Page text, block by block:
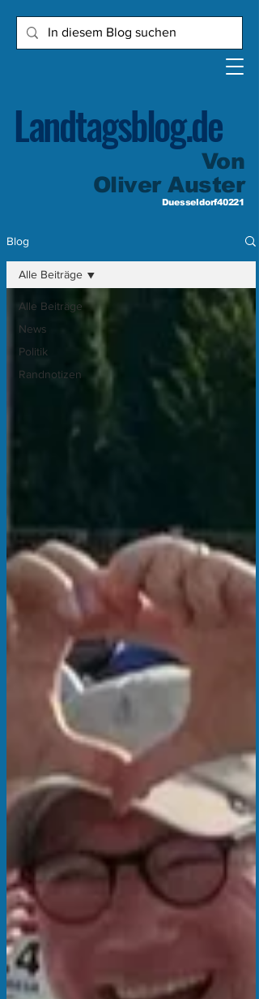
Landtagsblog.de
Von
Oliver Auster
Duesseldorf40221
Blog
Alle Beiträge
News
Politik
Randnotizen
Alle Beiträge